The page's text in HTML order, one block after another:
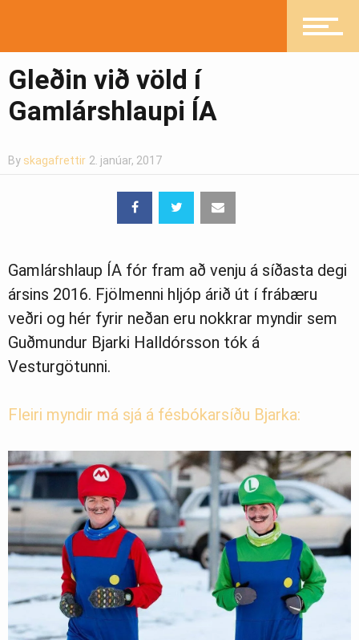
Pistlar
Gleðin við völd í
Gamlárshlaupi ÍA
By skagafrettir 2. janúar, 2017
Gamlárshlaup ÍA fór fram að venju á síðasta degi
ársins 2016. Fjölmenni hljóp árið út í frábæru
veðri og hér fyrir neðan eru nokkrar myndir sem
Guðmundur Bjarki Halldórsson tók á
Vesturgötunni.
Fleiri myndir má sjá á fésbókarsíðu Bjarka: